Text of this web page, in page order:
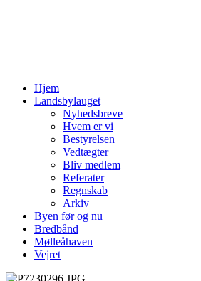
Hjem
Landsbylauget
Nyhedsbreve
Hvem er vi
Bestyrelsen
Vedtægter
Bliv medlem
Referater
Regnskab
Arkiv
Byen før og nu
Bredbånd
Mølleåhaven
Vejret